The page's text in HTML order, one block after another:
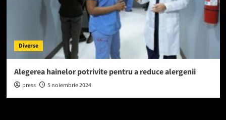
Diverse
Alegerea hainelor potrivite pentru a reduce alergenii
press 5 noiembrie 2024